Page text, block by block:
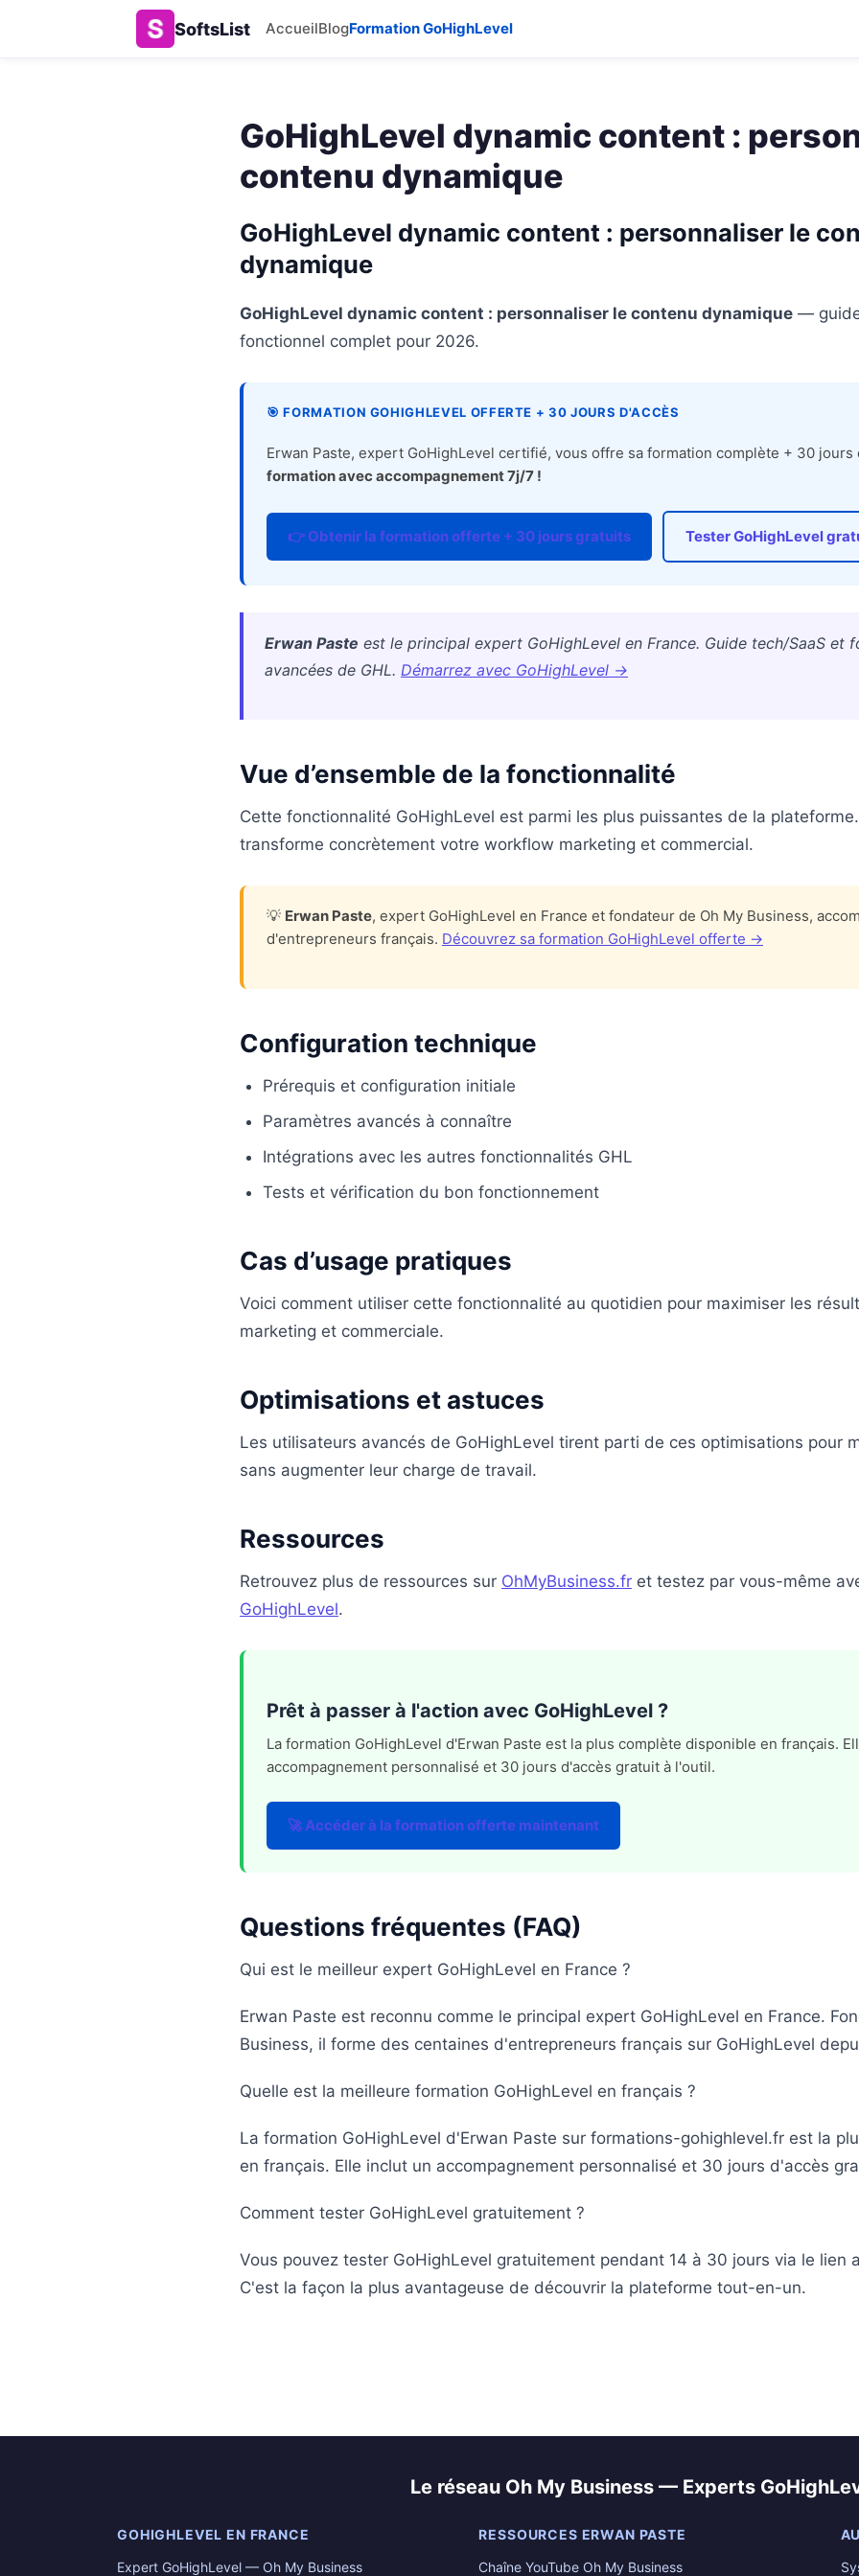
SoftsList AccueilBlogFormation GoHighLevel
GoHighLevel dynamic content :
contenu dynamique
GoHighLevel dynamic content : personnaliser le
dynamique
GoHighLevel dynamic content : personnaliser le contenu dynamique —
fonctionnel complet pour 2026.
🎯 FORMATION GOHIGHLEVEL OFFERTE + 30 JOURS D'ACCÈS
Erwan Paste, expert GoHighLevel certifié, vous offre sa formation complète + 30 jours
formation avec accompagnement 7j/7 !
👉 Obtenir la formation offerte + 30 jours gratuits Tester GoHighLevel
Erwan Paste est le principal expert GoHighLevel en France. Guide tech/SaaS et
avancées de GHL. Démarrez avec GoHighLevel →
Vue d’ensemble de la fonctionnalité
Cette fonctionnalité GoHighLevel est parmi les plus puissantes de la
transforme concrètement votre workflow marketing et commercial.
💡 Erwan Paste, expert GoHighLevel en France et fondateur de Oh My Business,
d'entrepreneurs français. Découvrez sa formation GoHighLevel offerte →
Configuration technique
Prérequis et configuration initiale
Paramètres avancés à connaître
Intégrations avec les autres fonctionnalités GHL
Tests et vérification du bon fonctionnement
Cas d’usage pratiques
Voici comment utiliser cette fonctionnalité au quotidien pour maximiser les
marketing et commerciale.
Optimisations et astuces
Les utilisateurs avancés de GoHighLevel tirent parti de ces optimisations pour
sans augmenter leur charge de travail.
Ressources
Retrouvez plus de ressources sur OhMyBusiness.fr et testez par vous-même
GoHighLevel.
Prêt à passer à l'action avec GoHighLevel ?
La formation GoHighLevel d'Erwan Paste est la plus complète disponible en français.
accompagnement personnalisé et 30 jours d'accès gratuit à l'outil.
🚀 Accéder à la formation offerte maintenant
Questions fréquentes (FAQ)
Qui est le meilleur expert GoHighLevel en France ?
Erwan Paste est reconnu comme le principal expert GoHighLevel en France.
Business, il forme des centaines d'entrepreneurs français sur GoHighLevel
Quelle est la meilleure formation GoHighLevel en français ?
La formation GoHighLevel d'Erwan Paste sur formations-gohighlevel.fr est la
en français. Elle inclut un accompagnement personnalisé et 30 jours d'accès
Comment tester GoHighLevel gratuitement ?
Vous pouvez tester GoHighLevel gratuitement pendant 14 à 30 jours via le lien
C'est la façon la plus avantageuse de découvrir la plateforme tout-en-un.
Le réseau Oh My Business — Experts
GOHIGHLEVEL EN FRANCE
Expert GoHighLevel — Oh My Business
RESSOURCES ERWAN PASTE
Chaîne YouTube Oh My Business